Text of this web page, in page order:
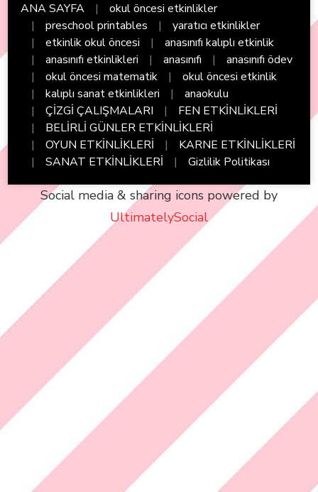
ANA SAYFA
okul öncesi etkinlikler
preschool printables
yaratıcı etkinlikler
etkinlik okul öncesi
anasınıfı kalıplı etkinlik
anasınıfı etkinlikleri
anasınıfı
anasınıfı ödev
okul öncesi matematik
okul öncesi etkinlik
kalıplı sanat etkinlikleri
anaokulu
ÇİZGİ ÇALIŞMALARI
FEN ETKİNLİKLERİ
BELİRLİ GÜNLER ETKİNLİKLERİ
OYUN ETKİNLİKLERİ
KARNE ETKİNLİKLERİ
SANAT ETKİNLİKLERİ
Gizlilik Politikası
Social media & sharing icons powered by
UltimatelySocial